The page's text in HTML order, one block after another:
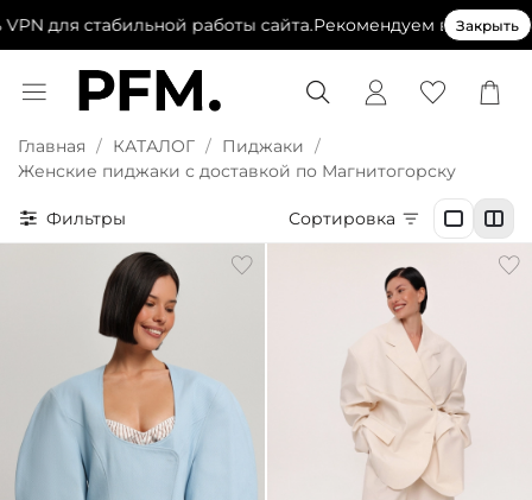
стабильной работы сайта.Рекомендуем выключить
Закрыть
Главная КАТАЛОГ
Пиджаки
Женские пиджаки с доставкой по Магнитогорску
Фильтры Сортировка